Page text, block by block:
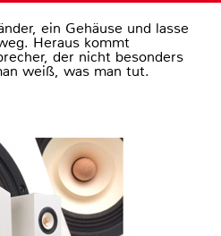
ein Gehäuse und lasse
Heraus kommt
der nicht besonders
weiß, was man tut.